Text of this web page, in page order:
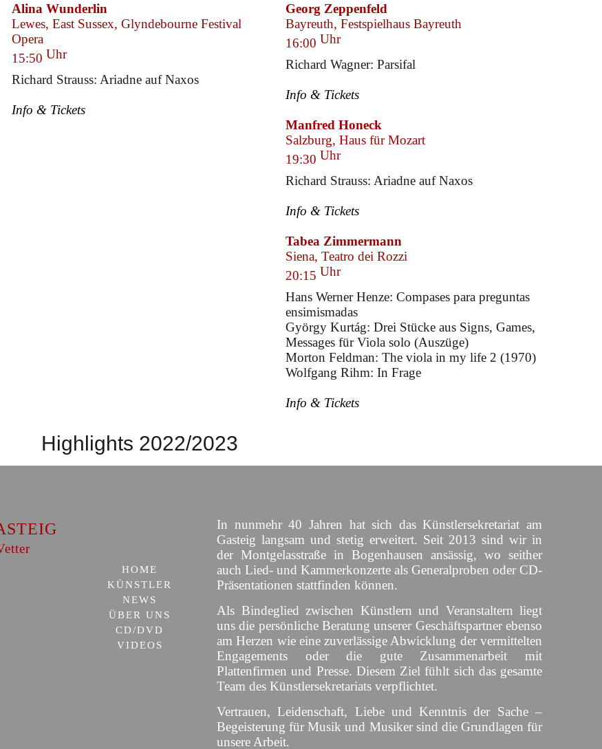
Alina Wunderlin
Lewes, East Sussex, Glyndebourne Festival
Opera
15:50 Uhr
Richard Strauss: Ariadne auf Naxos
Info & Tickets
Georg Zeppenfeld
Bayreuth, Festspielhaus Bayreuth
16:00 Uhr
Richard Wagner: Parsifal
Info & Tickets
Manfred Honeck
Salzburg, Haus für Mozart
19:30 Uhr
Richard Strauss: Ariadne auf Naxos
Info & Tickets
Tabea Zimmermann
Siena, Teatro dei Rozzi
20:15 Uhr
Hans Werner Henze: Compases para preguntas
ensimismadas
György Kurtág: Drei Stücke aus Signs, Games,
Messages für Viola solo (Auszüge)
Morton Feldman: The viola in my life 2 (1970)
Wolfgang Rihm: In Frage
Info & Tickets
Highlights 2022/2023
HOME
KÜNSTLER
NEWS
ÜBER UNS
CD/DVD
VIDEOS
In nunmehr 40 Jahren hat sich das Künstlersekretariat am
Gasteig langsam und stetig erweitert. Seit 2013 sind wir in
der Montgelasstraße in Bogenhausen ansässig, wo seither
auch Lied- und Kammerkonzerte als Generalproben oder CD-
Präsentationen stattfinden können.
Als Bindeglied zwischen Künstlern und Veranstaltern liegt
uns die persönliche Beratung unserer Geschäftspartner ebenso
am Herzen wie eine zuverlässige Abwicklung der vermittelten
Engagements oder die gute Zusammenarbeit mit
Plattenfirmen und Presse. Diesem Ziel fühlt sich das gesamte
Team des Künstlersekretariats verpflichtet.
Vertrauen, Leidenschaft, Liebe und Kenntnis der Sache –
Begeisterung für Musik und Musiker sind die Grundlagen für
unsere Arbeit.